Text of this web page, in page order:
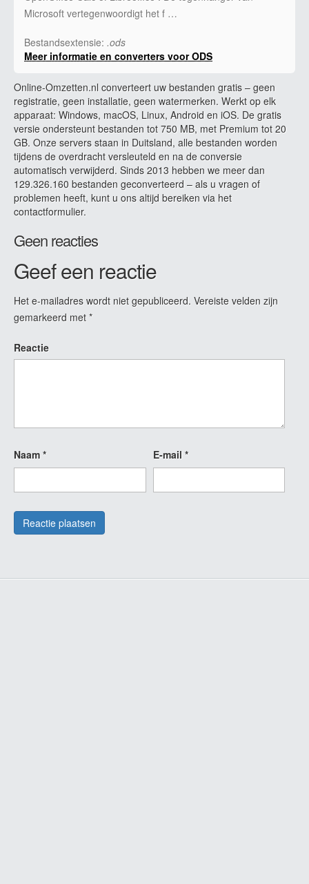
Microsoft vertegenwoordigt het f …
Bestandsextensie: .ods
Meer informatie en converters voor ODS
Online-Omzetten.nl converteert uw bestanden gratis – geen
registratie, geen installatie, geen watermerken. Werkt op elk
apparaat: Windows, macOS, Linux, Android en iOS. De gratis
versie ondersteunt bestanden tot 750 MB, met Premium tot 20
GB. Onze servers staan in Duitsland, alle bestanden worden
tijdens de overdracht versleuteld en na de conversie
automatisch verwijderd. Sinds 2013 hebben we meer dan
129.326.160 bestanden geconverteerd – als u vragen of
problemen heeft, kunt u ons altijd bereiken via het
contactformulier.
Geen reacties
Geef een reactie
Het e-mailadres wordt niet gepubliceerd. Vereiste velden zijn
gemarkeerd met *
Reactie
Naam * E-mail *